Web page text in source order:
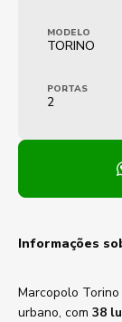
MODELO
TORINO
PORTAS
2
Informações
Marcopolo
urbano, com 38